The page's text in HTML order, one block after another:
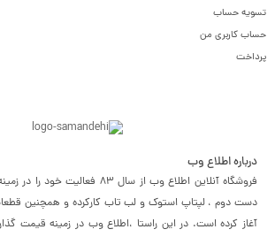
تسویه حساب
حساب کاربری من
پرداخت
درباره اطلاع وب
فروشگاه آنلاین اطلاع وب از سال 83
دست دوم ، لپتاپ استوک و لب تاب کارکرده و همچنین
آغاز کرده است. در این راستا ،‌اطلاع وب در زمینه قیمت